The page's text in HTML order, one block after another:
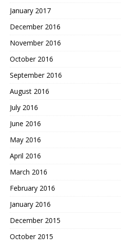
January 2017
December 2016
November 2016
October 2016
September 2016
August 2016
July 2016
June 2016
May 2016
April 2016
March 2016
February 2016
January 2016
December 2015
October 2015